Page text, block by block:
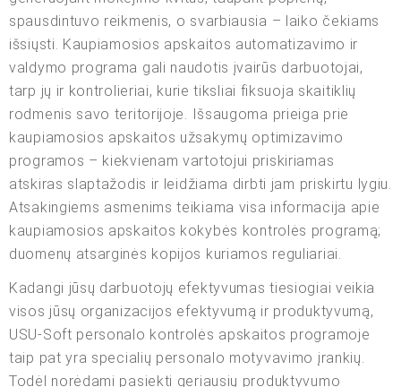
spausdintuvo reikmenis, o svarbiausia – laiko čekiams
išsiųsti. Kaupiamosios apskaitos automatizavimo ir
valdymo programa gali naudotis įvairūs darbuotojai,
tarp jų ir kontrolieriai, kurie tiksliai fiksuoja skaitiklių
rodmenis savo teritorijoje. Išsaugoma prieiga prie
kaupiamosios apskaitos užsakymų optimizavimo
programos – kiekvienam vartotojui priskiriamas
atskiras slaptažodis ir leidžiama dirbti jam priskirtu lygiu.
Atsakingiems asmenims teikiama visa informacija apie
kaupiamosios apskaitos kokybės kontrolės programą;
duomenų atsarginės kopijos kuriamos reguliariai.
Kadangi jūsų darbuotojų efektyvumas tiesiogiai veikia
visos jūsų organizacijos efektyvumą ir produktyvumą,
USU-Soft personalo kontrolės apskaitos programoje
taip pat yra specialių personalo motyvavimo įrankių.
Todėl norėdami pasiekti geriausių produktyvumo